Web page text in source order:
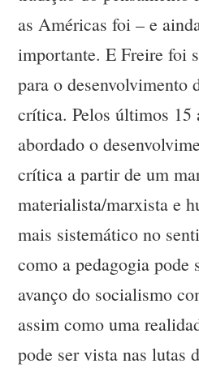
as Américas foi – e
importante. E Freire foi
para o desenvolvimento
crítica. Pelos últimos 15
abordado o
crítica a partir de um
materialista/marxista e
mais sistemático no
como a pedagogia pode
avanço do socialismo
assim como uma
pode ser vista nas lutas